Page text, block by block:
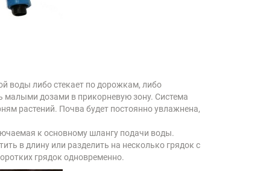
воды либо стекает по дорожкам, либо
малыми дозами в прикорневую зону. Система
растений. Почва будет постоянно увлажнена,
к основному шлангу подачи воды.
в длину или разделить на несколько грядок с
грядок одновременно.